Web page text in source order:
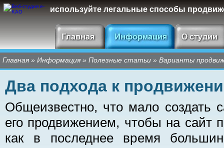
используйте легальные способы
Главная » Информация » Полезные статьи » Варианты
Два подхода к
Общеизвестно, что мало создать
его продвижением, чтобы на сайт
как в последнее время